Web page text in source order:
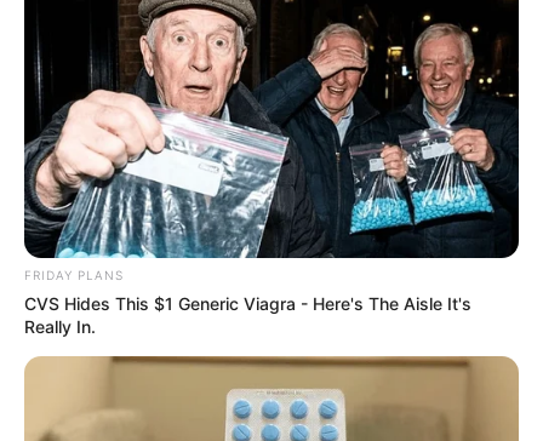
FRIDAY PLANS
CVS Hides This $1 Generic Viagra - Here's The Aisle It's
Really In.